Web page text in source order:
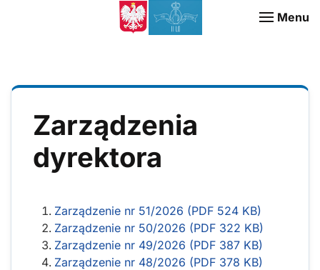
Menu
Zarządzenia
dyrektora
Zarządzenie nr 51/2026 (PDF 524 KB)
Zarządzenie nr 50/2026 (PDF 322 KB)
Zarządzenie nr 49/2026 (PDF 387 KB)
Zarządzenie nr 48/2026 (PDF 378 KB)